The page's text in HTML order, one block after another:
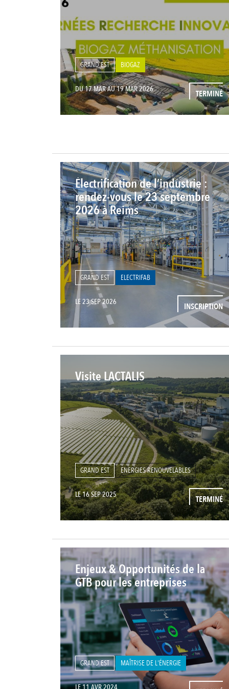
GRAND EST BIOGAZ
DU 17 MAR AU 19 MAR 2026 TERMINÉ
Électrification de l’industrie :
rendez-vous le 23 septembre
2026 à Reims
GRAND EST ELECTRIFAB
LE 23 SEP 2026 INSCRIPTION
Visite LACTALIS
GRAND EST ENERGIES RENOUVELABLES
LE 16 SEP 2025 TERMINÉ
Enjeux & Opportunités de la
GTB pour les entreprises
GRAND EST MAÎTRISE DE L'ÉNERGIE